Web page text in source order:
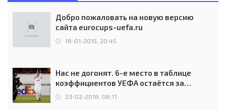
Добро пожаловать на новую версию
сайта eurocups-uefa.ru
18-01-2015, 20:45
Нас не догонят. 6-е место в таблице
коэффициентов УЕФА остаётся за
Россией
23-02-2018, 08:17